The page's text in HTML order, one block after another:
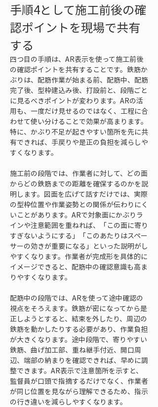
手順4として施工前後の確
認ポイントを現場で共有
する
四つ目の手順は、AR表示を使って施工前後
の確認ポイントを共有することです。鉄筋か
ぶりは、配筋作業が始まる前、配筋中、配筋
完了後、型枠建込み後、打設前と、段階ごと
に見るべきポイントが変わります。ARの活
用も、一度だけ見せるのではなく、工程に合
わせて使い分けることで効果が高まります。
特に、かぶり不足が起きやすい箇所を先に共
有できれば、手戻りや是正の負担を減らしや
すくなります。
施工前の段階では、作業者に対して、どの面
からどの鉄筋までの距離を確保するのかを説
明します。図面を広げて話すだけでは、実際
の型枠位置や作業姿勢との関係が伝わりにく
いことがあります。ARで対象面にかぶりラ
インや注意範囲を重ねれば、「この面に寄り
すぎないようにする」「このあたりはスペー
サーの効きが重要になる」といった説明がし
やすくなります。作業者が完成形を具体的に
イメージできると、配筋中の確認意識も高ま
りやすくなります。
配筋中の段階では、ARを使って途中確認の
視点をそろえます。鉄筋が密になってから是
正しようとすると、結束を外したり、周辺の
鉄筋を動かしたりする必要があり、作業負担
が大きくなります。途中段階で、寄りやすい
鉄筋、曲げ加工部、重ね継手付近、開口周
辺、端部の納まりを確認できれば、早めに調
整できます。AR表示で注意箇所を示すと、
監督員が口頭で指摘するだけでなく、作業者
が同じ位置を見ながら理解できるため、指示
の行き違いを減らしやすくなります。